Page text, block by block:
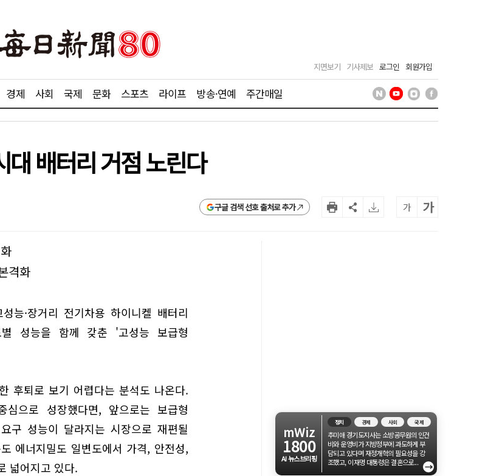
지면보기 기사제보 로그인 회원가입
경제 사회 국제 문화 스포츠 라이프 방송·연예 주간매일
대 배터리 거점 노린다
구글 검색 선호 출처로 추가 가 가
격화
능·장거리 전기차용 하이니켈 배터리
성능을 함께 갖춘 '고성능 보급형
후퇴로 보기 어렵다는 분석도 나온다.
으로 성장했다면, 앞으로는 보급형
구 성능이 달라지는 시장으로 재편될
에너지밀도 일변도에서 가격, 안전성,
넓어지고 있다.
mWiz
1800
AI 뉴스브리핑
정치 경제 사회 국제
추미애 경기도지사는 소방공무원의 인건
비와 운영비가 지방정부에 과도하게 부
담되고 있다며 재정개혁의 필요성을 강
조했고, 이재명 대통령은 결혼으로...
→